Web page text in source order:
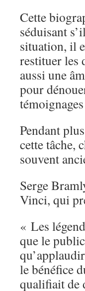
Cette
séduisant
situation, il
restituer les
aussi une
pour
Pendant
cette tâche,
souvent
Serge
Vinci, qui
« Les
que le
le bénéfice
qualifiait de